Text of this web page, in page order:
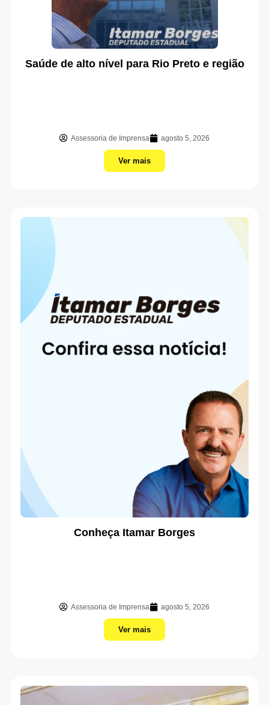
Saúde de alto nível para Rio Preto e região
Assessoria de Imprensa agosto 5, 2026
Ver mais
Conheça Itamar Borges
Assessoria de Imprensa agosto 5, 2026
Ver mais